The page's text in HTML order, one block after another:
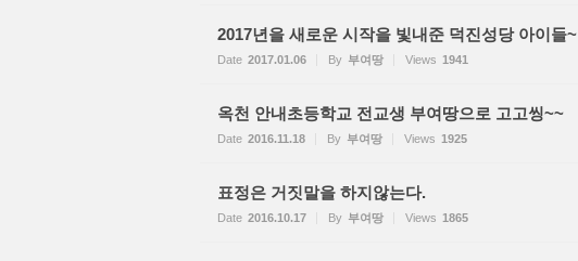
2017년을 새로운 시작을 빛내준 덕진성당 아이들~
Date 2017.01.06 By 부여땅 Views 1941
옥천 안내초등학교 전교생 부여땅으로 고고씽~~
Date 2016.11.18 By 부여땅 Views 1925
표정은 거짓말을 하지않는다.
Date 2016.10.17 By 부여땅 Views 1865